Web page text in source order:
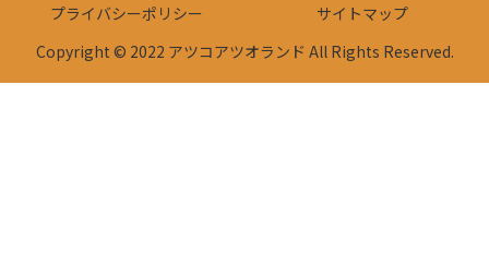
プライバシーポリシー
サイトマップ
Copyright © 2022 アツコアツオランド All Rights Reserved.